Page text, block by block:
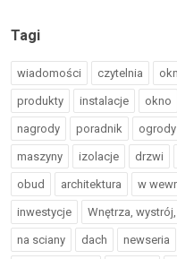
Tagi
wiadomości czytelnia
produkty instalacje okno
nagrody poradnik ogrody
maszyny izolacje drzwi
obud architektura w
inwestycje Wnętrza,
na sciany dach newseria